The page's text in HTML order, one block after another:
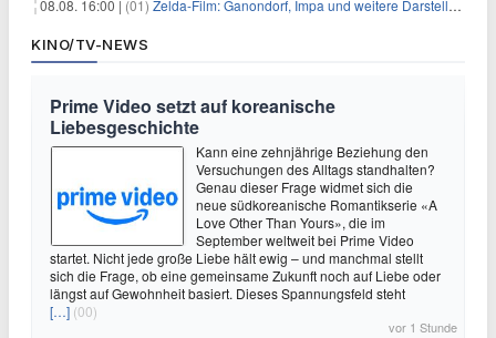
08.08. 16:00 | (01) Zelda-Film: Ganondorf, Impa und weitere Darsteller sollen feststehen
KINO/TV-NEWS
Prime Video setzt auf koreanische
Liebesgeschichte
Kann eine zehnjährige Beziehung den
Versuchungen des Alltags standhalten?
Genau dieser Frage widmet sich die
neue südkoreanische Romantikserie «A
Love Other Than Yours», die im
September weltweit bei Prime Video
startet. Nicht jede große Liebe hält ewig – und manchmal stellt
sich die Frage, ob eine gemeinsame Zukunft noch auf Liebe oder
längst auf Gewohnheit basiert. Dieses Spannungsfeld steht
[…] (00)
vor 1 Stunde